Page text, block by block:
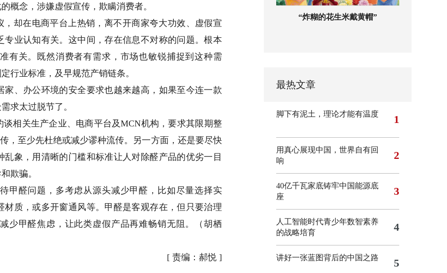
概念，涉嫌虚假宣传，欺瞒消费者。
却在电商平台上热销，离不开商家夸大功效、虚假宣
业认知有关。这中间，存在信息不对称的问题。根本
有关。既然消费者有需求，市场也敏锐捕捉到这种需
行业标准，及早规范产销链条。
、办公环境的安全要求也越来越高，如果至今连一款
求太过脱节了。
关生产企业、电商平台及MCN机构，要求其限期整
，至少先杜绝或减少谬种流传。另一方面，还是要尽快
象，用清晰的门槛和标准让人对除醛产品的优劣一目
欺骗。
醛问题，多考虑从源头减少甲醛，比如尽量选择实
质，或多开窗通风等。甲醛是客观存在，但只要治理
少甲醛焦虑，让此类虚假产品再难畅销无阻。（胡栖
[ 责编：郝悦 ]
“炸糊的花生米戴黄帽”
最热文章
脚下有泥土，理论才能有温度 1
用真心展现中国，世界自有回
响
2
40亿千瓦家底铸牢中国能源底
座
3
人工智能时代青少年数智素养
的战略培育
4
讲好一张蓝图背后的中国之路 5